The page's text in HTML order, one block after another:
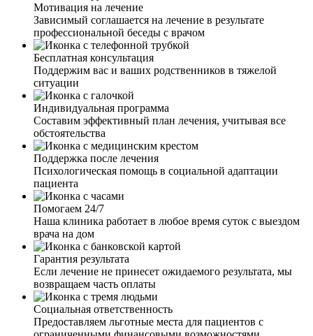
Спасибо команде ваших врачей! Вывели меня из запоя.
Состояние было такое, что и водка уже не лезла, и
остановиться не мог. Выпив очередную рюмку, решил
все-таки действовать. Не зря! Врач, который ко мне
приехал, грамотно и быстро провел процедуру,
установил капельницу, дал все необходимые
рекомендации. Хочу выразить огромную благодарность
за вашу внимательность, профессионализм, терпение и
работу, которую вы выполняете.
Мой муж ушёл в запой на несколько недель. Я
обратилась к вам, так как он не хотел выходить из запоя.
Мне дали четкие рекомендации по поведению с ним. И
через пару дней, благодаря вашим рекомендациям, я
смогла настоять и уговорить мужа о выводе из запоя.
Приехал врач, установил капельницу, провел беседу с
мужем. Теперь муж хочет закодировать, это чудо и
только.
Мотивация на лечение
Зависимый соглашается на лечение в результате
профессиональной беседы с врачом
Бесплатная консультация
Поддержим вас и ваших родственников в тяжелой
ситуации
Индивидуальная программа
Составим эффективный план лечения, учитывая все
обстоятельства
Поддержка после лечения
Психологическая помощь в социальной адаптации
пациента
Помогаем 24/7
Наша клиника работает в любое время суток с выездом
врача на дом
Гарантия результата
Если лечение не принесет ожидаемого результата, мы
возвращаем часть оплаты
Социальная ответственность
Предоставляем льготные места для пациентов с